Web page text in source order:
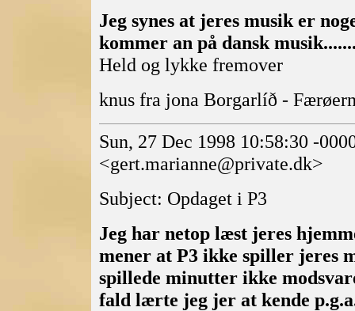
Jeg synes at jeres musik er
kommer an på dansk
Held og lykke fremover
knus fra jona Borgarlíð -
Sun, 27 Dec 1998 10:58:30 -
<gert.marianne@private.dk>
Subject: Opdaget i P3
Jeg har netop læst jeres
mener at P3 ikke spiller jeres
spillede minutter ikke
fald lærte jeg jer at kende